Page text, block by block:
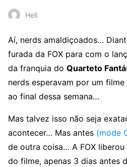
Hell
Aí, nerds amaldiçoados…
furada da FOX para com o
da franquia do Quarteto
nerds esperavam por um
ao final dessa semana…
Mas talvez isso não seja
acontecer… Mas antes (mode
de outra coisa… A FOX liberou
do filme, apenas 3 dias antes